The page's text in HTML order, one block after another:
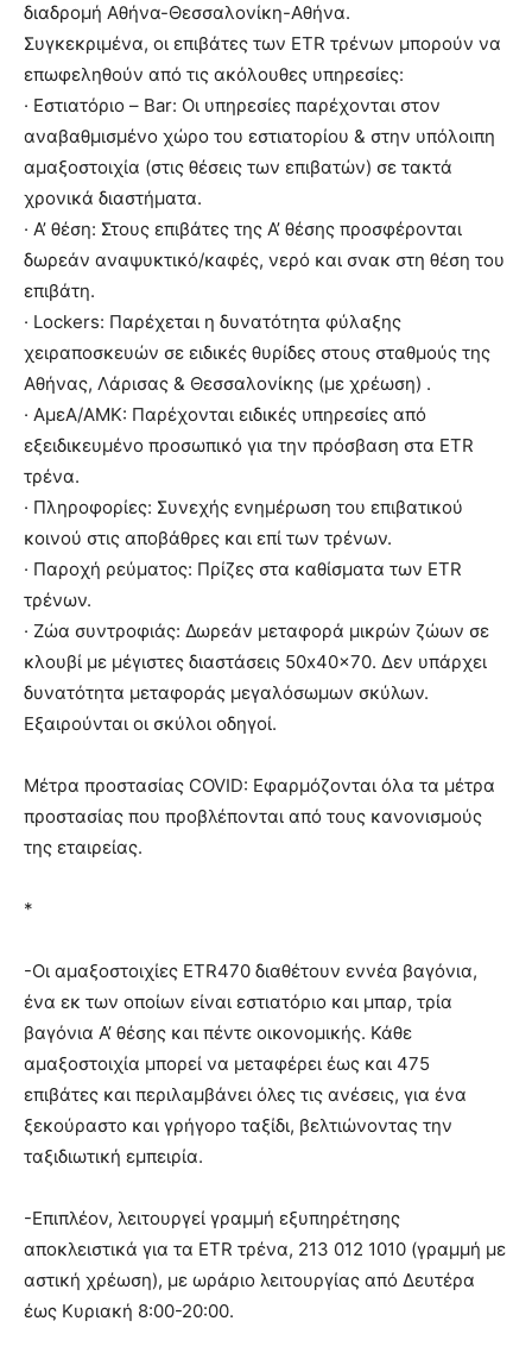
διαδρομή Αθήνα-Θεσσαλονίκη-Αθήνα.
Συγκεκριμένα, οι επιβάτες των ETR τρένων μπορούν να
επωφεληθούν από τις ακόλουθες υπηρεσίες:
· Εστιατόριο – Bar: Οι υπηρεσίες παρέχονται στον
αναβαθμισμένο χώρο του εστιατορίου & στην υπόλοιπη
αμαξοστοιχία (στις θέσεις των επιβατών) σε τακτά
χρονικά διαστήματα.
· Α’ θέση: Στους επιβάτες της Α’ θέσης προσφέρονται
δωρεάν αναψυκτικό/καφές, νερό και σνακ στη θέση του
επιβάτη.
· Lockers: Παρέχεται η δυνατότητα φύλαξης
χειραποσκευών σε ειδικές θυρίδες στους σταθμούς της
Αθήνας, Λάρισας & Θεσσαλονίκης (με χρέωση) .
· AμεA/AMK: Παρέχονται ειδικές υπηρεσίες από
εξειδικευμένο προσωπικό για την πρόσβαση στα ETR
τρένα.
· Πληροφορίες: Συνεχής ενημέρωση του επιβατικού
κοινού στις αποβάθρες και επί των τρένων.
· Παροχή ρεύματος: Πρίζες στα καθίσματα των ETR
τρένων.
· Ζώα συντροφιάς: Δωρεάν μεταφορά μικρών ζώων σε
κλουβί με μέγιστες διαστάσεις 50x40x70. Δεν υπάρχει
δυνατότητα μεταφοράς μεγαλόσωμων σκύλων.
Εξαιρούνται οι σκύλοι οδηγοί.
Μέτρα προστασίας COVID: Εφαρμόζονται όλα τα μέτρα
προστασίας που προβλέπονται από τους κανονισμούς
της εταιρείας.
*
-Οι αμαξοστοιχίες ETR470 διαθέτουν εννέα βαγόνια,
ένα εκ των οποίων είναι εστιατόριο και μπαρ, τρία
βαγόνια Α’ θέσης και πέντε οικονομικής. Κάθε
αμαξοστοιχία μπορεί να μεταφέρει έως και 475
επιβάτες και περιλαμβάνει όλες τις ανέσεις, για ένα
ξεκούραστο και γρήγορο ταξίδι, βελτιώνοντας την
ταξιδιωτική εμπειρία.
-Επιπλέον, λειτουργεί γραμμή εξυπηρέτησης
αποκλειστικά για τα ETR τρένα, 213 012 1010 (γραμμή με
αστική χρέωση), με ωράριο λειτουργίας από Δευτέρα
έως Κυριακή 8:00-20:00.